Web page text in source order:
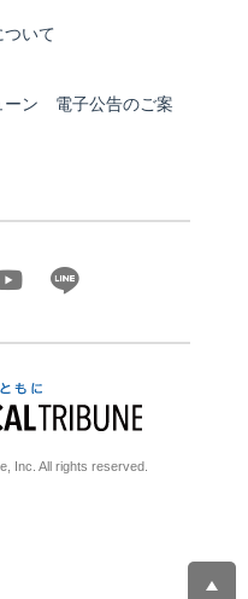
ついて
ーン 電子公告のご案
Inc. All rights reserved.